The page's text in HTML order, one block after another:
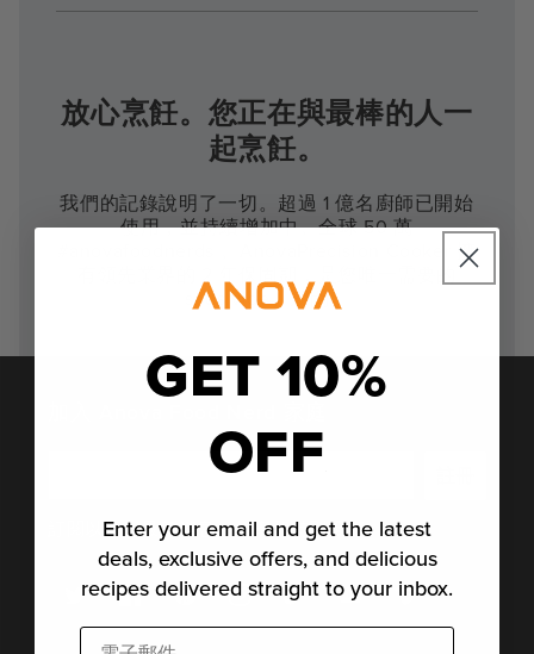
放心烹飪。您正在與最棒的人一
起烹飪。
我們的記錄說明了一切。超過 1 億名廚師已開始
使用，並持續增加中。全球 50 萬
#anovafoodnerds 。AnovaPrecision Cooker 擁
sous vide。期間。
訂閱以獲得最新消息、故事和特別優惠。
特
臉
書
PinterestInstagramTikTokYouTubeVimeo
GET 10%
OFF
Enter your email and get the latest
deals, exclusive offers, and delicious
recipes delivered straight to your inbox.
電子郵件